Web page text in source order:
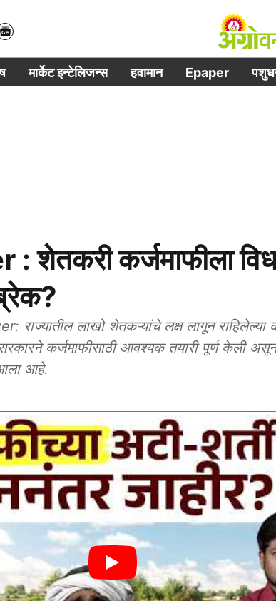
मार्केट इन्टेलिजन्स हवामान Epaper
कर्जमाफीला
लाखो शेतकऱ्यांचे लक्ष लागून राहिलेल्या
कर्जमाफीसाठी आवश्यक तयारी पूर्ण केली
आहे.